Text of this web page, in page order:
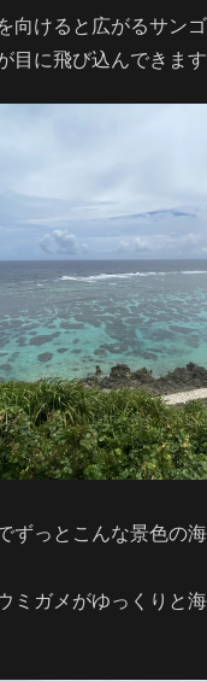
向けると広がるサン
目に飛び込んできます
ずっとこんな景色の
ミガメがゆっくりと